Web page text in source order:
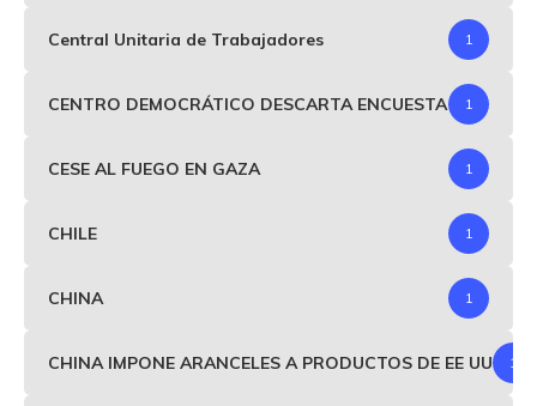
Central Unitaria de Trabajadores 1
CENTRO DEMOCRÁTICO DESCARTA ENCUESTA 1
CESE AL FUEGO EN GAZA 1
CHILE 1
CHINA 1
CHINA IMPONE ARANCELES A PRODUCTOS DE EE UU 1